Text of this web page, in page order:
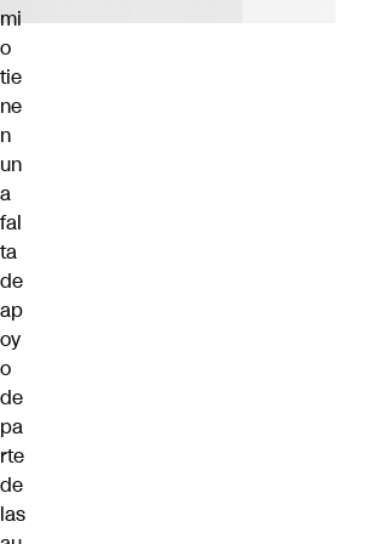
mi
o
tie
ne
n
un
a
fal
ta
de
ap
oy
o
de
pa
rte
de
las